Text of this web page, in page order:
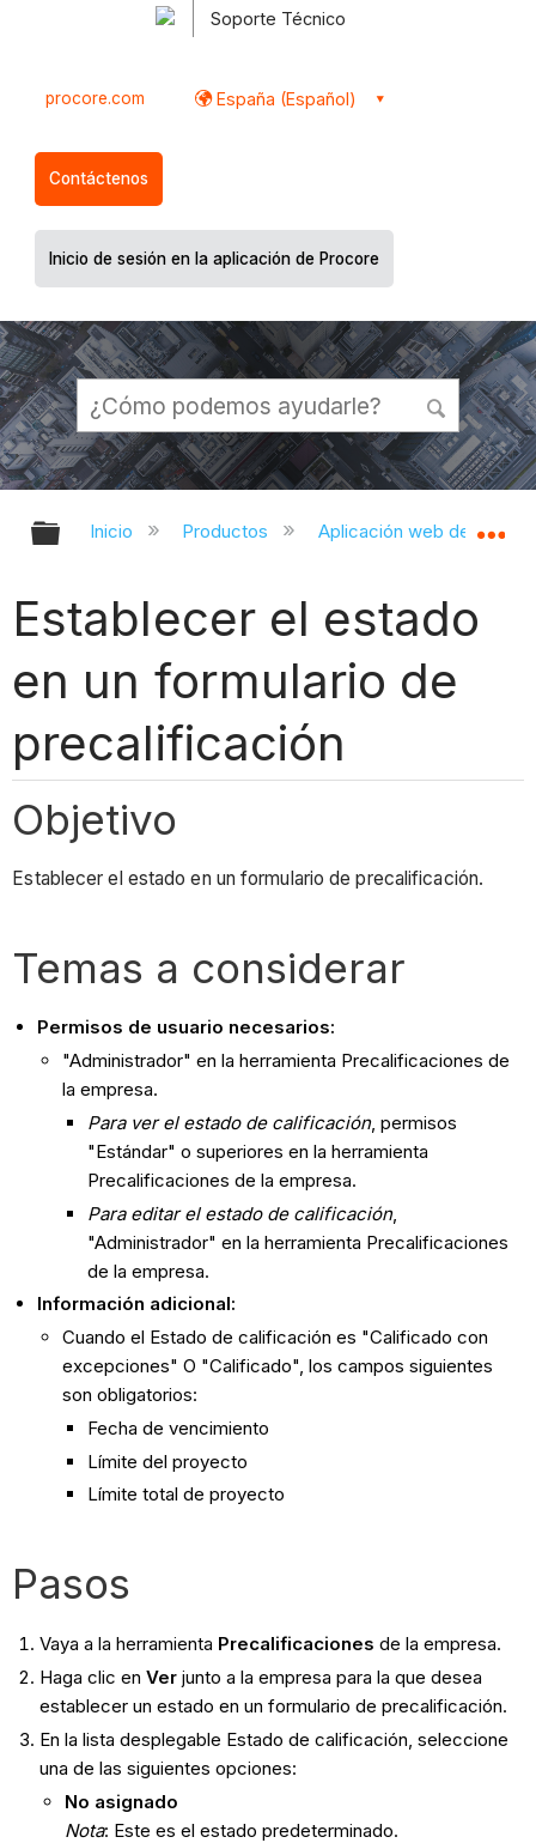
Soporte Técnico
procore.com España (Español)
Contáctenos
Inicio de sesión en la aplicación de Procore
Expandir/contraer jerarquía global
Inicio Productos Aplicación web de
Establecer el estado
en un formulario de
precalificación
Objetivo
Establecer el estado en un formulario de precalificación.
Temas a considerar
Permisos de usuario necesarios:
"Administrador" en la herramienta Precalificaciones de
la empresa.
Para ver el estado de calificación, permisos
"Estándar" o superiores en la herramienta
Precalificaciones de la empresa.
Para editar el estado de calificación,
"Administrador" en la herramienta Precalificaciones
de la empresa.
Información adicional:
Cuando el Estado de calificación es "Calificado con
excepciones" O "Calificado", los campos siguientes
son obligatorios:
Fecha de vencimiento
Límite del proyecto
Límite total de proyecto
Pasos
Vaya a la herramienta Precalificaciones de la empresa.
Haga clic en Verjunto a la empresa para la que desea
establecer un estado en un formulario de precalificación.
En la lista desplegable Estado de calificación, seleccione
una de las siguientes opciones:
No asignado
Nota: Este es el estado predeterminado.